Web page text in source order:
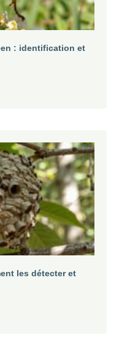
: identification et
les détecter et